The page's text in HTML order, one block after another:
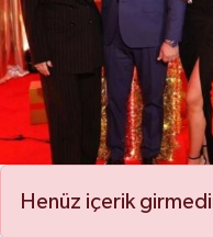
Henüz içerik
Haber Arşivi